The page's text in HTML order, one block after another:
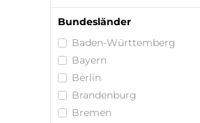
Bundesländer
Baden-Württemberg
Bayern
Berlin
Brandenburg
Bremen